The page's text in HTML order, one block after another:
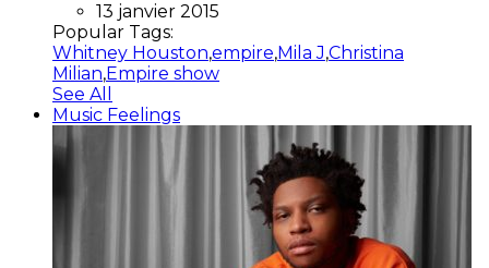
13 janvier 2015
Popular Tags:
Whitney Houston,empire,Mila J,Christina
Milian,Empire show
See All
Music Feelings